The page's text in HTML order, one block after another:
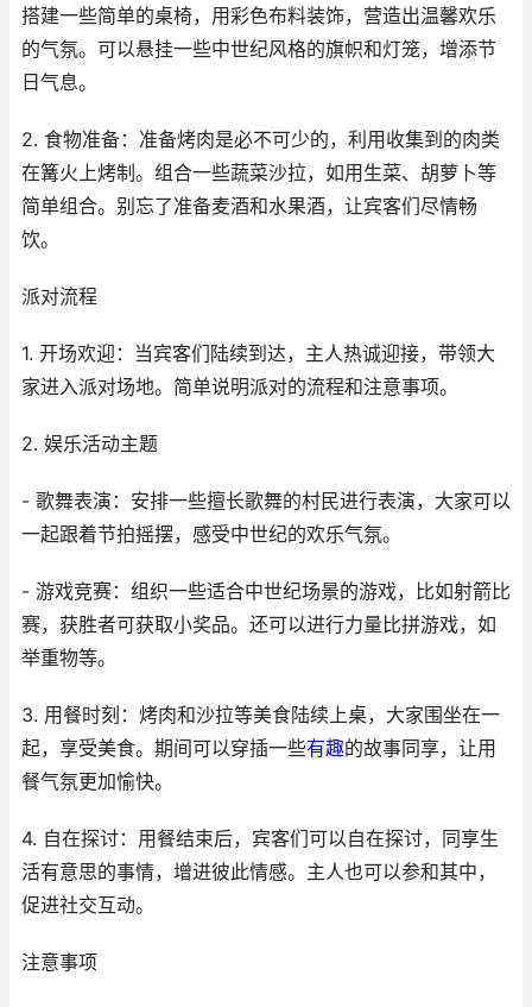
搭建一些简单的桌椅，用彩色布料装饰，营造出温馨欢乐
的气氛。可以悬挂一些中世纪风格的旗帜和灯笼，增添节
日气息。
2. 食物准备：准备烤肉是必不可少的，利用收集到的肉类
在篝火上烤制。组合一些蔬菜沙拉，如用生菜、胡萝卜等
简单组合。别忘了准备麦酒和水果酒，让宾客们尽情畅
饮。
派对流程
1. 开场欢迎：当宾客们陆续到达，主人热诚迎接，带领大
家进入派对场地。简单说明派对的流程和注意事项。
2. 娱乐活动主题
- 歌舞表演：安排一些擅长歌舞的村民进行表演，大家可以
一起跟着节拍摇摆，感受中世纪的欢乐气氛。
- 游戏竞赛：组织一些适合中世纪场景的游戏，比如射箭比
赛，获胜者可获取小奖品。还可以进行力量比拼游戏，如
举重物等。
3. 用餐时刻：烤肉和沙拉等美食陆续上桌，大家围坐在一
起，享受美食。期间可以穿插一些有趣的故事同享，让用
餐气氛更加愉快。
4. 自在探讨：用餐结束后，宾客们可以自在探讨，同享生
活有意思的事情，增进彼此情感。主人也可以参和其中，
促进社交互动。
注意事项